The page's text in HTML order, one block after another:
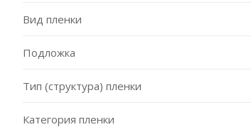
Вид пленки
Подложка
Тип (структура) пленки
Категория пленки